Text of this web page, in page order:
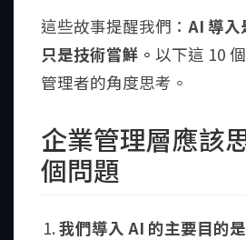
這些故事提醒我們： AI 導入
只是技術嘗鮮。 以下這 10
管理者的角度思考。
企業管理層應該
個問題
我們導入 AI 的主要目的